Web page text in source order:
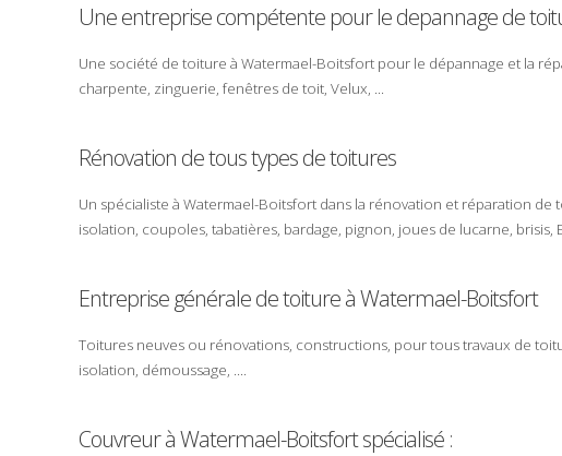
Une entreprise compétente pour ledepannagede
Une société de toiture à Watermael-Boitsfort pour le dépannage et la
charpente, zinguerie, fenêtres de toit, Velux, ...
Rénovation de tous types de toitures
Un spécialiste à Watermael-Boitsfort dans la rénovation et réparation de
isolation, coupoles, tabatières, bardage, pignon, joues de lucarne, brisis,
Entreprise générale de toiture à Watermael-Boitsfort
Toitures neuves ou rénovations, constructions, pour toustravaux de
isolation, démoussage, ....
CouvreuràWatermael-Boitsfortspécialisé :